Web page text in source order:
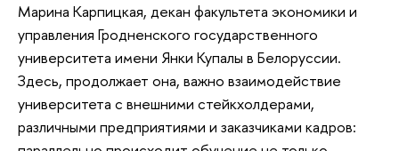
Марина Карпицкая, декан факультета экономики и
управления Гродненского государственного
университета имени Янки Купалы в Белоруссии.
Здесь, продолжает она, важно взаимодействие
университета с внешними стейкхолдерами,
различными предприятиями и заказчиками кадров: